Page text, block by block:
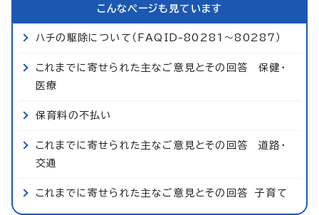
こんなページも見ています
ハチの駆除について（FAQID-80281～80287）
これまでに寄せられた主なご意見とその回答 保健・
医療
保育料の不払い
これまでに寄せられた主なご意見とその回答 道路・
交通
これまでに寄せられた主なご意見とその回答 子育て